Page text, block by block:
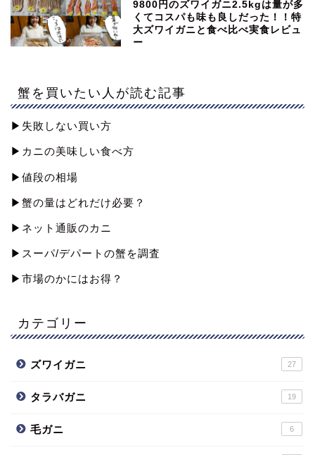
9800円のズワイガニ2.5kgは量が多
くてコスパも味も良しだった！！特
大ズワイガニと食べ比べ実食レビュ
ー
蟹を買いたい人が読む記事
▶︎失敗しない買い方
▶︎カニの美味しい食べ方
▶︎値段の相場
▶︎蟹の量はどれだけ必要？
▶︎ネット通販のカニ
▶︎スーパ/デパートの蟹を調査
▶︎市場のかにはお得？
カテゴリー
ズワイガニ 27
タラバガニ 19
毛ガニ 6